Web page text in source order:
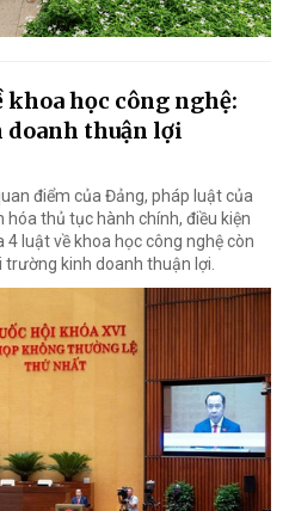
khoa học công nghệ:
thuận lợi
điểm của Đảng, pháp luật của
hóa thủ tục hành chính, điều kiện
luật về khoa học công nghệ còn
kinh doanh thuận lợi.